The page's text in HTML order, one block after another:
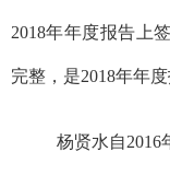
2018年年度报告上
完整， 是2018年年
杨贤水自2016